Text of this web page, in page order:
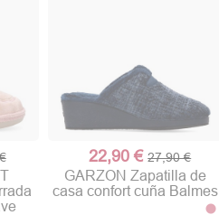
22,90 €27,90 €
GARZON Zapatilla de
casa confort cuña Balmes